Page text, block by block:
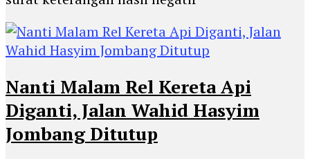
Nanti Malam Rel Kereta Api
Diganti, Jalan Wahid Hasyim
Jombang Ditutup